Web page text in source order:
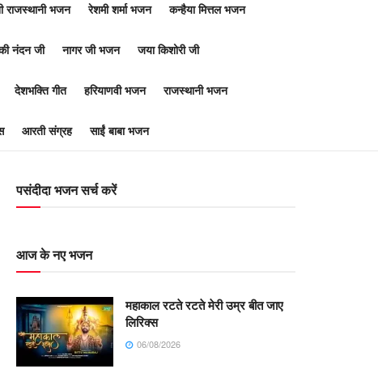
राजस्थानी भजन रेशमी शर्मा भजन कन्हैया मित्तल भजन
नंदन जी नागर जी भजन जया किशोरी जी
देशभक्ति गीत हरियाणवी भजन राजस्थानी भजन
आरती संग्रह साईं बाबा भजन
पसंदीदा भजन सर्च करें
आज के नए भजन
महाकाल रटते रटते मेरी उम्र बीत जाए
लिरिक्स
06/08/2026